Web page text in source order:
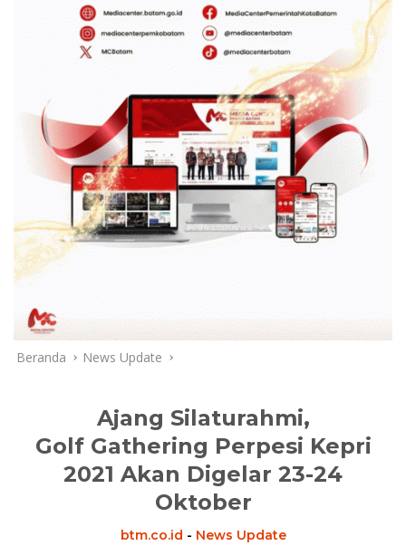
Beranda News Update
Ajang Silaturahmi,
Golf Gathering Perpesi Kepri
2021 Akan Digelar 23-24
Oktober
btm.co.id - News Update